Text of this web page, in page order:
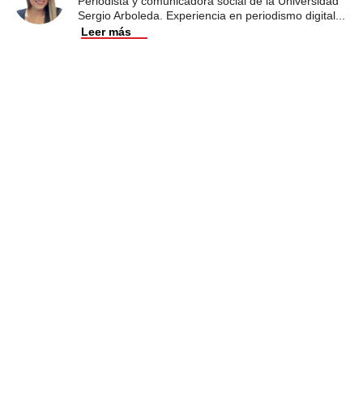
Sergio Arboleda. Experiencia en periodismo digital
Leer más